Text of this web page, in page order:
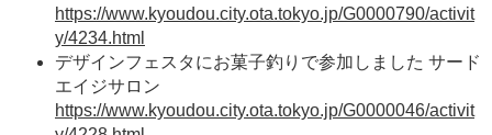
https://www.kyoudou.city.ota.tokyo.jp/G0000790/activit
y/4234.html
デザインフェスタにお菓子釣りで参加しました サード
エイジサロン
https://www.kyoudou.city.ota.tokyo.jp/G0000046/activit